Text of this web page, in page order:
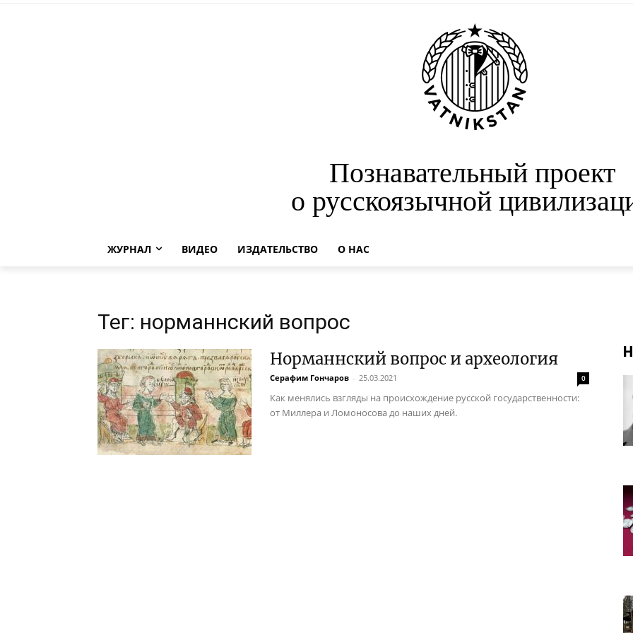
Познавательный проект
о русскоязычной
ЖУРНАЛ ВИДЕО ИЗДАТЕЛЬСТВО О НАС
Тег: норманнский вопрос
Норманнский вопрос и археология
Серафим Гончаров - 25.03.2021 0
Как менялись взгляды на происхождение русской государственности:
от Миллера и Ломоносова до наших дней.